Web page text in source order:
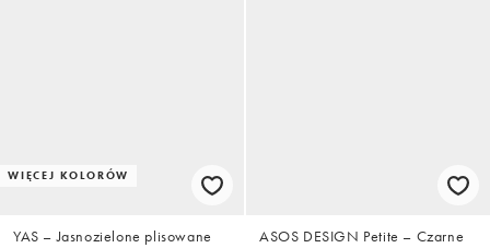
WIĘCEJ KOLORÓW
YAS – Jasnozielone plisowane
ASOS DESIGN Petite – Czarne